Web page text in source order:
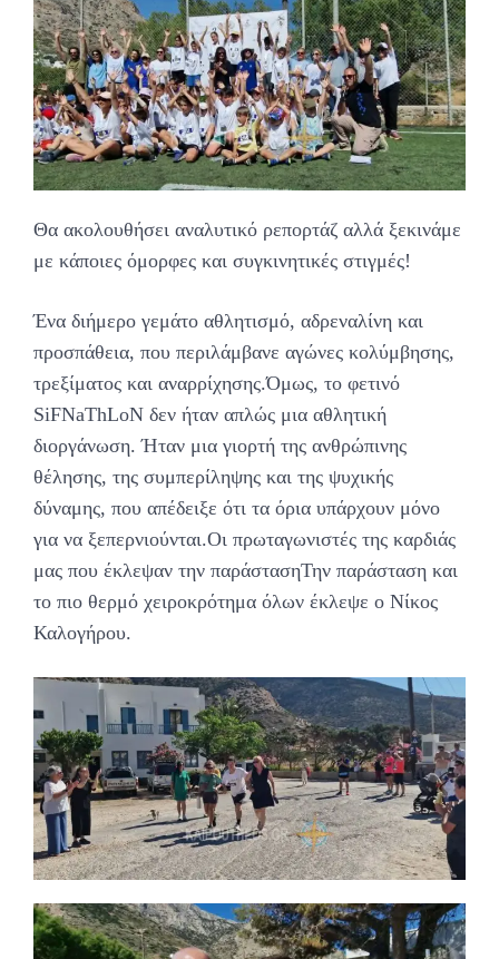
Θα ακολουθήσει αναλυτικό ρεπορτάζ αλλά ξεκινάμε
με κάποιες όμορφες και συγκινητικές στιγμές!
Ένα διήμερο γεμάτο αθλητισμό, αδρεναλίνη και
προσπάθεια, που περιλάμβανε αγώνες κολύμβησης,
τρεξίματος και αναρρίχησης.Όμως, το φετινό
SiFNaThLoN δεν ήταν απλώς μια αθλητική
διοργάνωση. Ήταν μια γιορτή της ανθρώπινης
θέλησης, της συμπερίληψης και της ψυχικής
δύναμης, που απέδειξε ότι τα όρια υπάρχουν μόνο
για να ξεπερνιούνται.Οι πρωταγωνιστές της καρδιάς
μας που έκλεψαν την παράστασηΤην παράσταση και
το πιο θερμό χειροκρότημα όλων έκλεψε ο Νίκος
Καλογήρου.